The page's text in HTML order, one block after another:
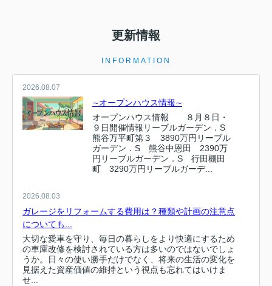
更新情報
INFORMATION
2026.08.07
∼オープンハウス情報∼
オープンハウス情報 ８月８日・
９日開催情報リーブルガーデン．S
熊谷万平町第３ 3890万円リーブル
ガーデン．S 熊谷中恩田 2390万
円リーブルガーデン．S 行田棚田
町 3290万円リーブルガーデ...
2026.08.03
ガレージをリフォームする費用は？種類や計画の注意点
についても...
大切な愛車を守り、毎日の暮らしをより快適にするため
の車庫改修を検討されている方は多いのではないでしょ
うか。日々の使い勝手だけでなく、将来の生活の変化を
見据えた資産価値の維持という視点も忘れてはいけま
せ...